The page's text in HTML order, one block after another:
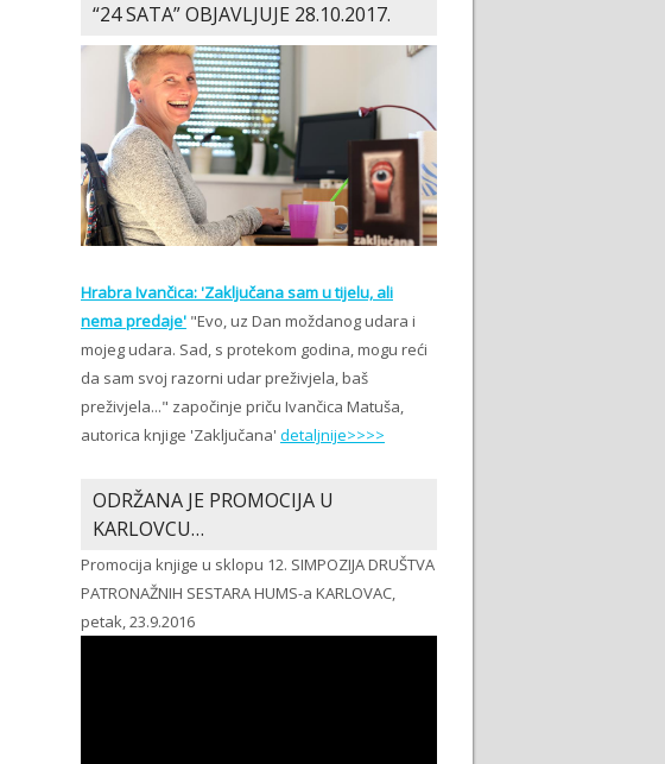
“24 SATA” OBJAVLJUJE 28.10.2017.
Hrabra Ivančica: 'Zaključana sam u tijelu, ali
nema predaje' "Evo, uz Dan moždanog udara i
mojeg udara. Sad, s protekom godina, mogu reći
da sam svoj razorni udar preživjela, baš
preživjela..." započinje priču Ivančica Matuša,
autorica knjige 'Zaključana' detaljnije>>>>
ODRŽANA JE PROMOCIJA U
KARLOVCU…
Promocija knjige u sklopu 12. SIMPOZIJA DRUŠTVA
PATRONAŽNIH SESTARA HUMS-a KARLOVAC,
petak, 23.9.2016